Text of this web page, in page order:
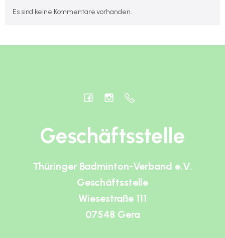
Es sind keine Kommentare vorhanden.
Geschäftsstelle
Thüringer Badminton-Verband e.V.
Geschäftsstelle
Wiesestraße 111
07548 Gera